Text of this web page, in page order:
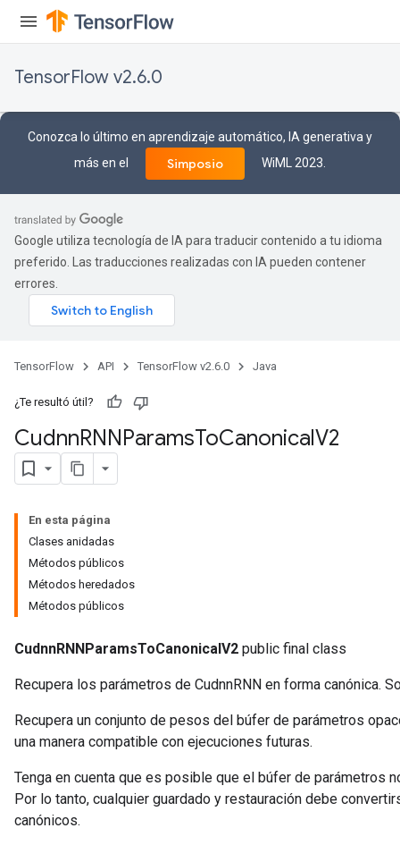
TensorFlow v2.6.0
Conozca lo último en aprendizaje automático, IA generativa y
más en el
Simposio WiML 2023.
Google utiliza tecnología de IA para traducir contenido a tu idioma
preferido. Las traducciones realizadas con IA pueden contener
errores.
TensorFlow API TensorFlow v2.6.0 Java
¿Te resultó útil?
CudnnRNNParamsToCanonicalV2
En esta página
Clases anidadas
Métodos públicos
Métodos heredados
Métodos públicos
CudnnRNNParamsToCanonicalV2 public final class
Recupera los parámetros de CudnnRNN en forma canónica.
Recupera un conjunto de pesos del búfer de parámetros
una manera compatible con ejecuciones futuras.
Tenga en cuenta que es posible que el búfer de parámetros
Por lo tanto, cualquier guardado y restauración debe
canónicos.